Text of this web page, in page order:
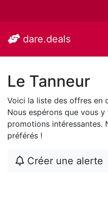
dare.deals
Le Tanneur
Voici la liste des offres en
Nous espérons que vous
promotions intéressantes.
préférés !
Créer une alerte